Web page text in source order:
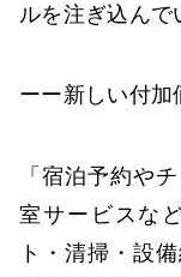
ルを注ぎ込んで
ーー新しい付加
「宿泊予約や
室サービスな
ト・清掃・設